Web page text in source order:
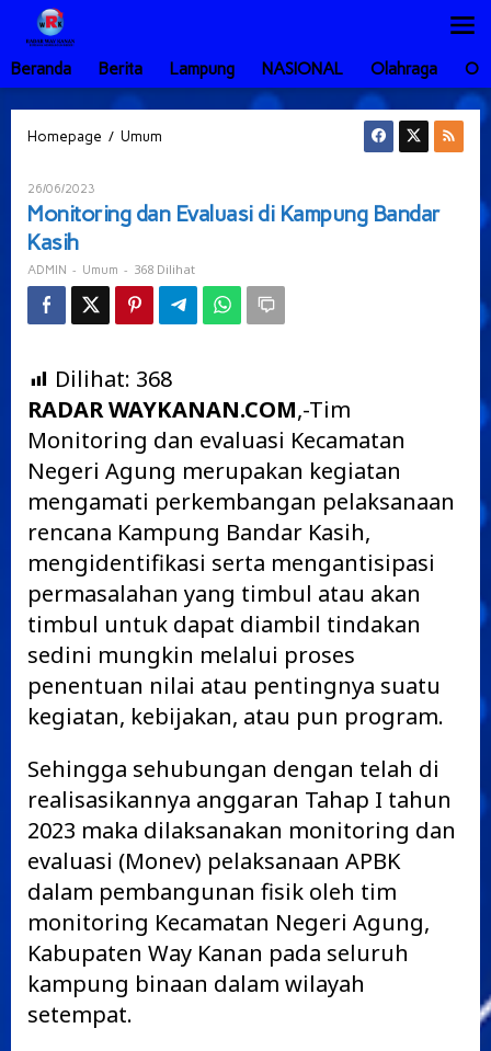
Lewati
konten
Beranda
Berita Lampung NASIONAL Olahraga
Homepage / Umum
Kampung
26/06/2023
ADMIN
Monitoring dan Evaluasi di Kampung Bandar
Kasih
ADMIN - Umum - 368 Dilihat
Dilihat: 368
RADAR WAYKANAN.COM,-Tim
Monitoring dan evaluasi Kecamatan
Negeri Agung merupakan kegiatan
mengamati perkembangan pelaksanaan
rencana Kampung Bandar Kasih,
mengidentifikasi serta mengantisipasi
permasalahan yang timbul atau akan
timbul untuk dapat diambil tindakan
sedini mungkin melalui proses
penentuan nilai atau pentingnya suatu
kegiatan, kebijakan, atau pun program.
Sehingga sehubungan dengan telah di
realisasikannya anggaran Tahap I tahun
2023 maka dilaksanakan monitoring dan
evaluasi (Monev) pelaksanaan APBK
dalam pembangunan fisik oleh tim
monitoring Kecamatan Negeri Agung,
Kabupaten Way Kanan pada seluruh
kampung binaan dalam wilayah
setempat.